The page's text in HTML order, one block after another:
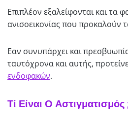
Επιπλέον εξαλείφονται και τα
ανισοεικονίας που προκαλούν
Εαν συνυπάρχει και
ταυτόχρονα και αυτής,
ενδοφακών.
Τί Είναι Ο Αστιγματισμός